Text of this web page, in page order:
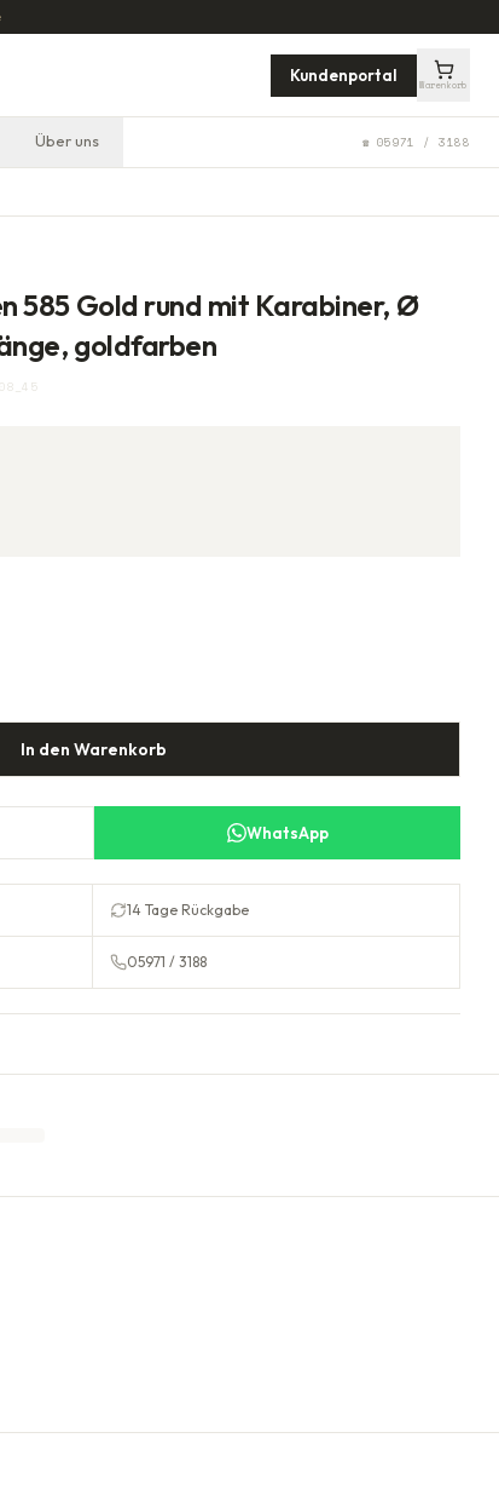
Kundenportal
Warenkorb
Über uns ☎ 05971 / 3188
585 Gold rund mit Karabiner, Ø
goldfarben
In den Warenkorb
WhatsApp
14 Tage Rückgabe
05971 / 3188